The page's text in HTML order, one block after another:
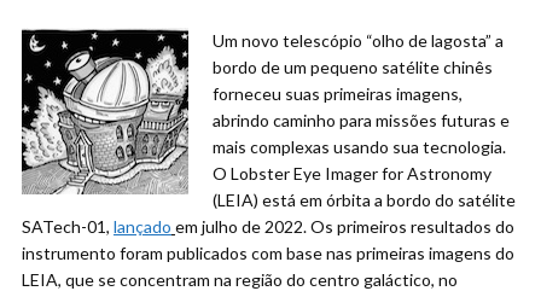
Um novo telescópio “olho de lagosta” a
bordo de um pequeno satélite chinês
forneceu suas primeiras imagens,
abrindo caminho para missões futuras e
mais complexas usando sua tecnologia.
O Lobster Eye Imager for Astronomy
(LEIA) está em órbita a bordo do satélite
SATech-01, lançado em julho de 2022. Os primeiros resultados do
instrumento foram publicados com base nas primeiras imagens do
LEIA, que se concentram na região do centro galáctico, no